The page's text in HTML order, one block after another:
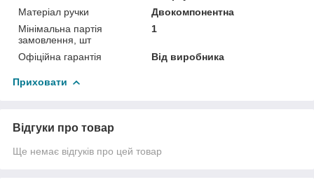
Матеріал ручки
Двокомпонентна
Мінімальна партія
замовлення, шт
1
Офіційна гарантія Від виробника
Приховати
Відгуки про товар
Ще немає відгуків про цей товар